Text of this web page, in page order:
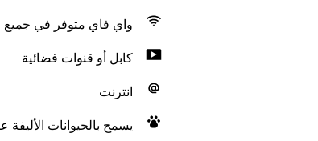
واي فاي متوفر في جميع
كابل أو قنوات فضائية
انترنت
يسمح بالحيوانات